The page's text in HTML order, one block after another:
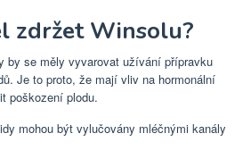
zdržet Winsolu?
by se měly vyvarovat užívání přípravku
Je to proto, že mají vliv na hormonální
poškození plodu.
mohou být vylučovány mléčnými kanály